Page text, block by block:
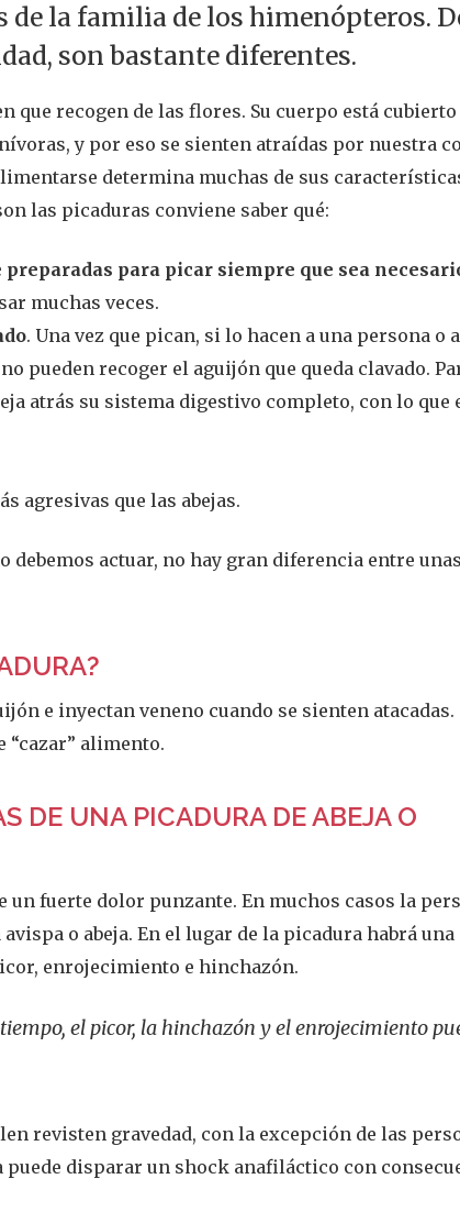
salir
de la familia de los himenópteros.
son bastante diferentes.
que recogen de las flores. Su cuerpo está cubierto
y por eso se sienten atraídas por nuestra
determina muchas de sus
las picaduras conviene saber qué:
para picar siempre que sea
muchas veces.
. Una vez que pican, si lo hacen a una persona o
pueden recoger el aguijón que queda clavado.
atrás su sistema digestivo completo, con lo que
agresivas que las abejas.
debemos actuar, no hay gran diferencia entre
e inyectan veneno cuando se sienten atacadas.
“cazar” alimento.
DE UNA PICADURA DE ABEJA O
un fuerte dolor punzante. En muchos casos la
o abeja. En el lugar de la picadura habrá una
enrojecimiento e hinchazón.
el picor, la hinchazón y el enrojecimiento
revisten gravedad, con la excepción de las
puede disparar un shock anafiláctico con